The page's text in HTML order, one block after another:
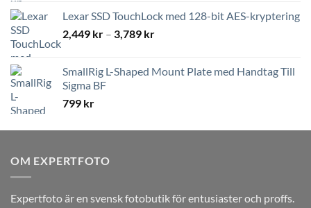
Lexar SSD TouchLock med 128-bit AES-kryptering
2,449 kr – 3,789 krPrisintervall:
3,789 kr
SmallRig L-Shaped Mount Plate med Handtag Till
Sigma BF
799 kr
OM EXPERTFOTO
Expertfoto är en svensk fotobutik för entusiaster och proffs.